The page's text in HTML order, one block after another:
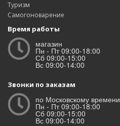
Туризм
Самогоноварение
Время работы
магазин
Пн - Пт 09:00-18:00
Сб 09:00-15:00
Вс 09:00-14:00
Звонки по заказам
по Московскому времени
Пн - Пт 09:00-18:00
Сб 09:00-15:00
Вс 09:00-14:00